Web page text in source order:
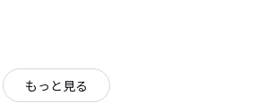
もっと見る